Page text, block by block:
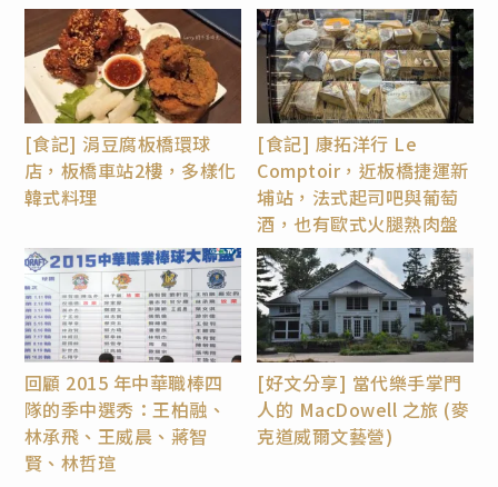
[食記] 涓豆腐板橋環球
店，板橋車站2樓，多樣化
韓式料理
[食記] 康拓洋行 Le
Comptoir，近板橋捷運新
埔站，法式起司吧與葡萄
酒，也有歐式火腿熟肉盤
回顧 2015 年中華職棒四
隊的季中選秀：王柏融、
林承飛、王威晨、蔣智
賢、林哲瑄
[好文分享] 當代樂手掌門
人的 MacDowell 之旅 (麥
克道威爾文藝營)